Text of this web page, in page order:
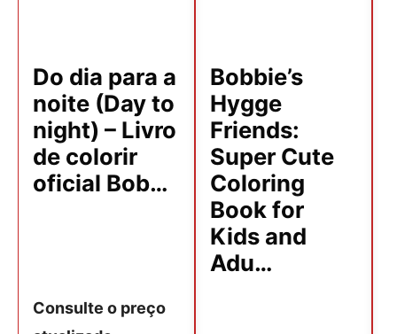
Do dia para a
noite (Day to
night) – Livro
de colorir
oficial Bob…
Bobbie’s
Hygge
Friends:
Super Cute
Coloring
Book for
Kids and
Adu…